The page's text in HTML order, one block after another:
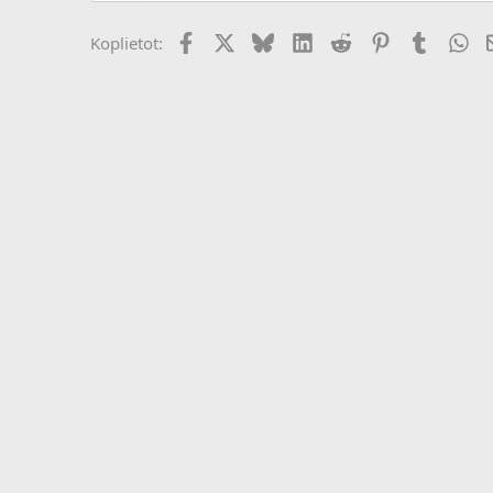
Koplietot: FacebookX (Twitter)
BlueskyLinkedIn
Reddit PinterestTumblr